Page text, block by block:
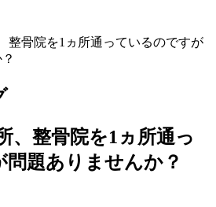
整骨院を1ヵ所通っているのですが
、整骨院を1ヵ所通っ
題ありませんか？